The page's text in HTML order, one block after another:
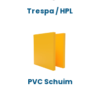
Trespa / HPL
PVC Schuim